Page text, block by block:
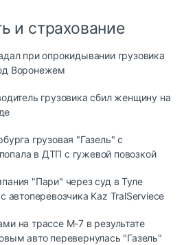
и страхование
при опрокидывании грузовика
Воронежем
грузовика сбил женщину на
грузовая "Газель" с
в ДТП с гужевой повозкой
"Пари" через суд в Туле
автоперевозчика Kaz TralServiece
на трассе М-7 в результате
авто перевернулась "Газель"